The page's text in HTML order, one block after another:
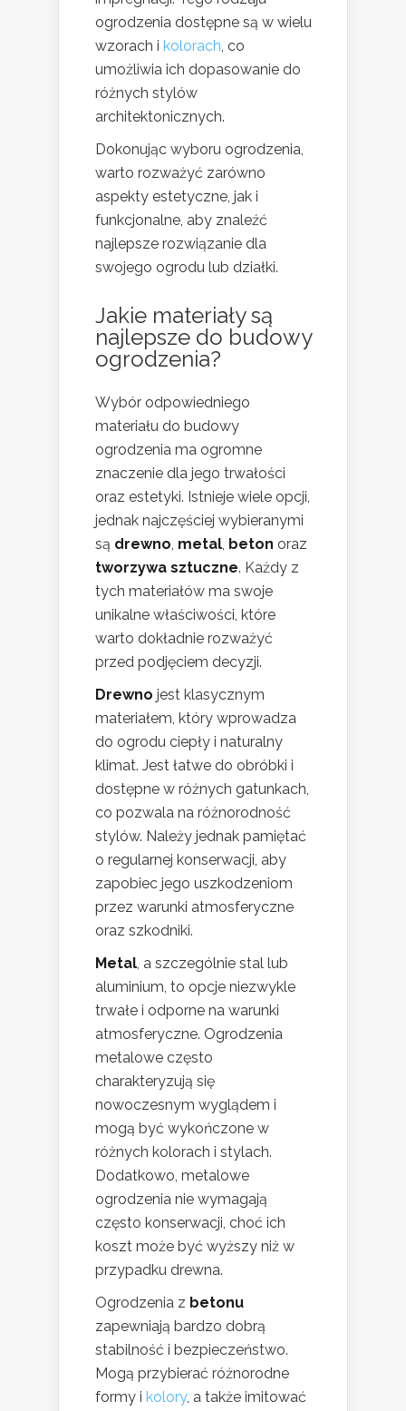
ogrodzenia dostępne są w wielu
wzorach i kolorach, co
umożliwia ich dopasowanie do
różnych stylów
architektonicznych.
Dokonując wyboru ogrodzenia,
warto rozważyć zarówno
aspekty estetyczne, jak i
funkcjonalne, aby znaleźć
najlepsze rozwiązanie dla
swojego ogrodu lub działki.
Jakie materiały są
najlepsze do budowy
ogrodzenia?
Wybór odpowiedniego
materiału do budowy
ogrodzenia ma ogromne
znaczenie dla jego trwałości
oraz estetyki. Istnieje wiele opcji,
jednak najczęściej wybieranymi
są drewno, metal, beton oraz
tworzywa sztuczne. Każdy z
tych materiałów ma swoje
unikalne właściwości, które
warto dokładnie rozważyć
przed podjęciem decyzji.
Drewno jest klasycznym
materiałem, który wprowadza
do ogrodu ciepły i naturalny
klimat. Jest łatwe do obróbki i
dostępne w różnych gatunkach,
co pozwala na różnorodność
stylów. Należy jednak pamiętać
o regularnej konserwacji, aby
zapobiec jego uszkodzeniom
przez warunki atmosferyczne
oraz szkodniki.
Metal, a szczególnie stal lub
aluminium, to opcje niezwykle
trwałe i odporne na warunki
atmosferyczne. Ogrodzenia
metalowe często
charakteryzują się
nowoczesnym wyglądem i
mogą być wykończone w
różnych kolorach i stylach.
Dodatkowo, metalowe
ogrodzenia nie wymagają
często konserwacji, choć ich
koszt może być wyższy niż w
przypadku drewna.
Ogrodzenia z betonu
zapewniają bardzo dobrą
stabilność i bezpieczeństwo.
Mogą przybierać różnorodne
formy i kolory, a także imitować